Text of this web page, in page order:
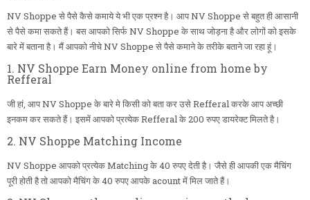
NV Shoppe से पैसे कैसे कमाये ये भी एक प्रश्न है। आप NV Shoppe से बहुत ही आसानी
से पैसे कमा सकते हैं। बस आपको सिर्फ NV Shoppe के साथ जोड़ना है और लोगों को इसके
बारे में बताना है। मैं आपको नीचे NV Shoppe से पैसे कमाने के तरीके बताने जा रहा हूं।
1. NV Shoppe Earn Money online from home by
Refferal
जी हां, आप NV Shoppe के बारे मे किसी को बता कर उसे Refferal करके आप अच्छी
इनकम कर सकते हैं। इसमें आपको प्रत्येक Refferal के 200 रुपए डायरेक्ट मिलते है।
2. NV Shoppe Matching Income
NV Shoppe आपको प्रत्येक Matching के 40 रुपए देती है। जैसे ही आपकी एक मैचिंग
पूरी होती है तो आपको मैचिंग के 40 रुपए आपके acount में मिल जाते हैं।